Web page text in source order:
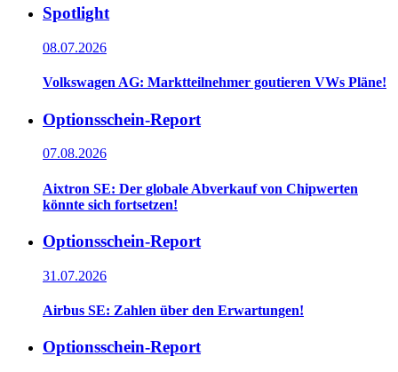
Spotlight
08.07.2026
Volkswagen AG: Marktteilnehmer goutieren VWs Pläne!
Optionsschein-Report
07.08.2026
Aixtron SE: Der globale Abverkauf von Chipwerten
könnte sich fortsetzen!
Optionsschein-Report
31.07.2026
Airbus SE: Zahlen über den Erwartungen!
Optionsschein-Report